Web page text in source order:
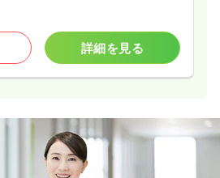
詳細を見る